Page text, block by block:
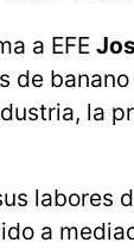
a EFE
de
la
labores
a